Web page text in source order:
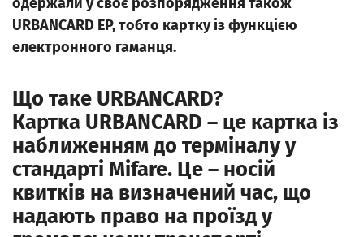
URBANCARD EP, тобто картку із функцією
електронного гаманця.
Що таке URBANCARD?
Картка URBANCARD – це картка із
наближенням до терміналуу
стандарті Mifare. Це – носій
квитків на визначений час, що
надають право на проїзд у